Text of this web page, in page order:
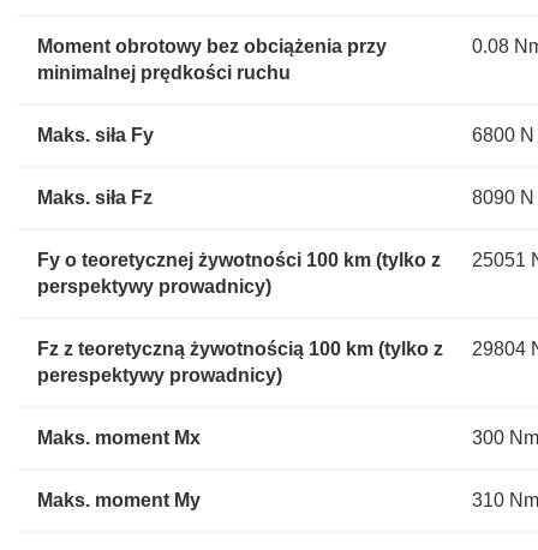
Moment obrotowy bez obciążenia przy
minimalnej prędkości ruchu
0.08
Maks. siła Fy 6800 N
Maks. siła Fz 8090 N
Fy o teoretycznej żywotności 100 km (tylko z
perspektywy prowadnicy)
25051
Fz z teoretyczną żywotnością 100 km (tylko z
perespektywy prowadnicy)
29804
Maks. moment Mx 300
Maks. moment My 310